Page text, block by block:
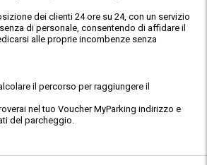
dei clienti 24 ore su 24, con un servizio
di personale, consentendo di affidare il
alle proprie incombenze senza
il percorso per raggiungere il
nel tuo Voucher MyParking indirizzo e
del parcheggio.